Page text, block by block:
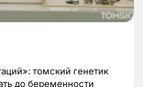
томский генетик
до беременности